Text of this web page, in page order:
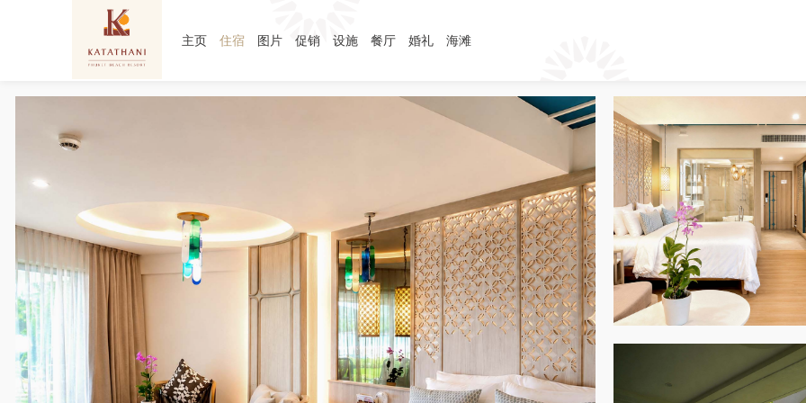
主页 住宿 图片 促销 设施 餐厅 婚礼 海滩